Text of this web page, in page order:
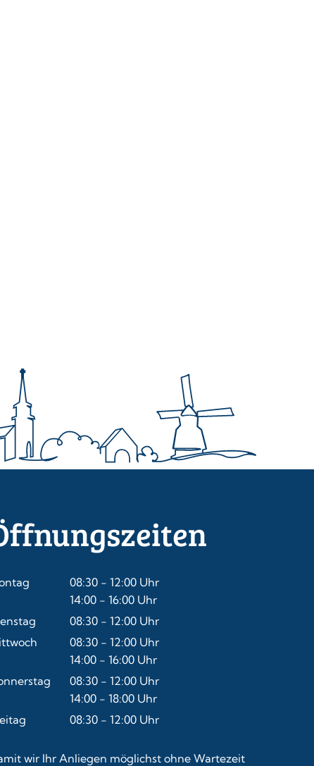
08:30 - 12:00 Uhr
Von 08:30 bis 12:00 Uhr
14:00 - 16:00 Uhr
Von 14:00 bis 16:00 Uhr
08:30 - 12:00 Uhr
Von 08:30 bis 12:00 Uhr
08:30 - 12:00 Uhr
Von 08:30 bis 12:00 Uhr
14:00 - 16:00 Uhr
Von 14:00 bis 16:00 Uhr
08:30 - 12:00 Uhr
Von 08:30 bis 12:00 Uhr
14:00 - 18:00 Uhr
Von 14:00 bis 18:00 Uhr
08:30 - 12:00 Uhr
wir Ihr Anliegen möglichst ohne Wartezeit